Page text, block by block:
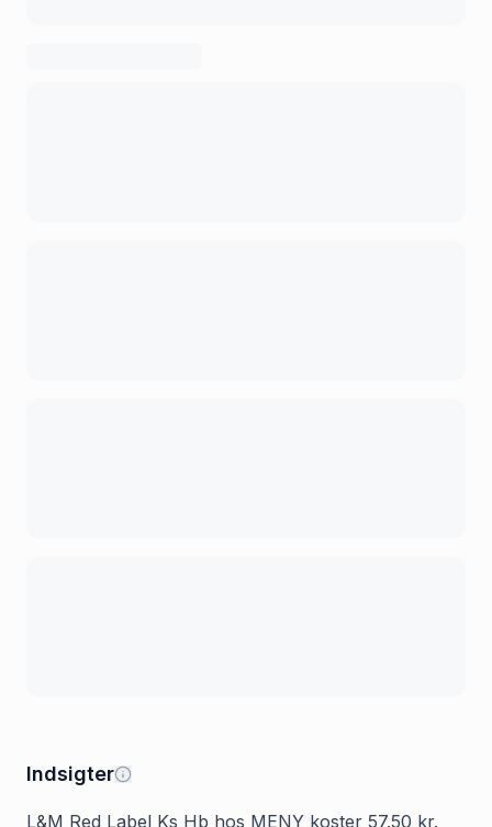
Indsigter
L&M Red Label Ks Hb hos MENY koster 57.50 kr.